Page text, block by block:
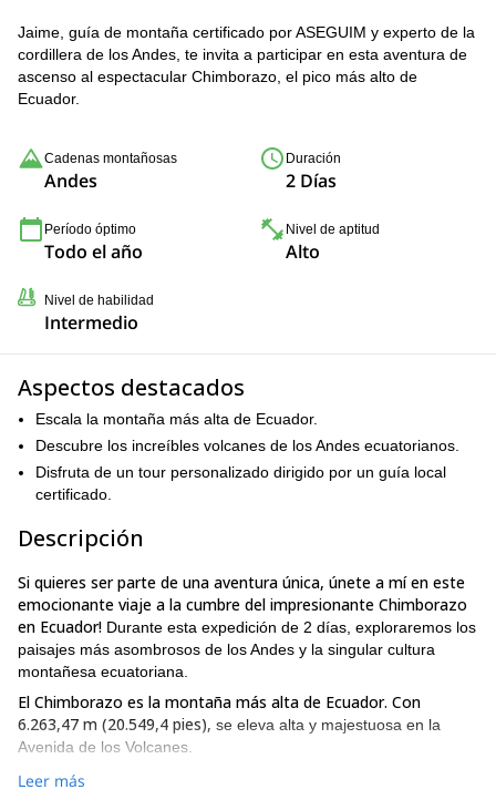
Jaime, guía de montaña certificado por ASEGUIM y experto de la
cordillera de los Andes, te invita a participar en esta aventura de
ascenso al espectacular Chimborazo, el pico más alto de
Ecuador.
Cadenas montañosas
Andes
Duración
2 Días
Período óptimo
Todo el año
Nivel de aptitud
Alto
Nivel de habilidad
Intermedio
Aspectos destacados
Escala la montaña más alta de Ecuador.
Descubre los increíbles volcanes de los Andes ecuatorianos.
Disfruta de un tour personalizado dirigido por un guía local
certificado.
Descripción
Si quieres ser parte de una aventura única, únete a mí en este
emocionante viaje a la cumbre del impresionante Chimborazo
en Ecuador! Durante esta expedición de 2 días, exploraremos los
paisajes más asombrosos de los Andes y la singular cultura
montañesa ecuatoriana.
El Chimborazo es la montaña más alta de Ecuador. Con
6.263,47 m (20.549,4 pies), se eleva alta y majestuosa en la
Avenida de los Volcanes.
En esta aventura, exploraremos varios senderos y
Leer más